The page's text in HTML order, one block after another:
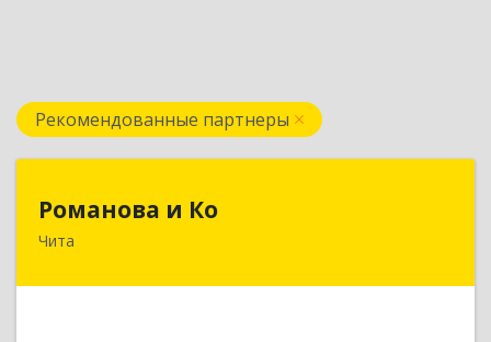
Рекомендованные партнеры
Романова и Ко
Чита672000, Забайкальский край, Чита г, Анохина